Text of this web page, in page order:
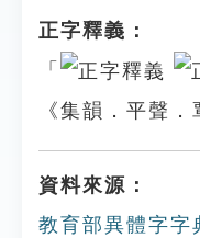
正字釋義：
「
《集韻．平聲．
資料來源：
教育部異體字字